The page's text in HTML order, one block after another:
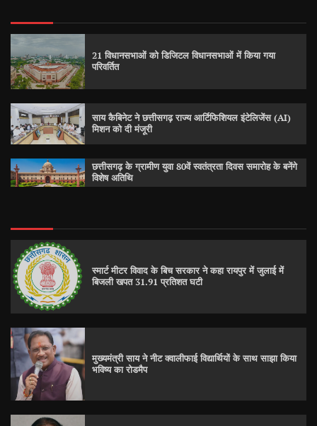
21 विधानसभाओं को डिजिटल विधानसभाओं में किया गया
परिवर्तित
साय कैबिनेट ने छत्तीसगढ़ राज्य आर्टिफिशियल इंटेलिजेंस (AI)
मिशन को दी मंजूरी
छत्तीसगढ़ के ग्रामीण युवा 80वें स्वतंत्रता दिवस समारोह के बनेंगे
विशेष अतिथि
स्मार्ट मीटर विवाद के बिच सरकार ने कहा रायपुर में जुलाई में
बिजली खपत 31.91 प्रतिशत घटी
मुख्यमंत्री साय ने नीट क्वालीफाई विद्यार्थियों के साथ साझा किया
भविष्य का रोडमैप